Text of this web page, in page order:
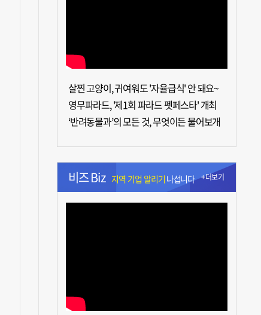
살찐 고양이, 귀여워도 '자율급식' 안 돼요~
영무파라드, '제1회 파라드 펫페스타' 개최
‘반려동물과’의 모든 것, 무엇이든 물어보개
비즈 Biz 지역 기업 알리기 나섭니다 +더보기